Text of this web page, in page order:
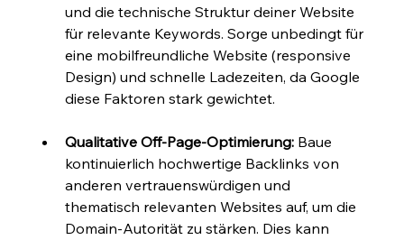
und die technische Struktur deiner Website
für relevante Keywords. Sorge unbedingt für
eine mobilfreundliche Website (responsive
Design) und schnelle Ladezeiten, da Google
diese Faktoren stark gewichtet.
Qualitative Off-Page-Optimierung: Baue
kontinuierlich hochwertige Backlinks von
anderen vertrauenswürdigen und
thematisch relevanten Websites auf, um die
Domain-Autorität zu stärken. Dies kann